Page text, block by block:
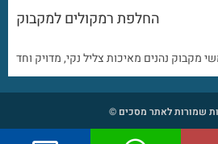
החלפת רמקולים למקבוק
שמורות לאתר מסכים ©